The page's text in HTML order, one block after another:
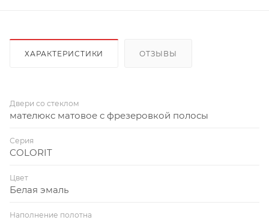
ХАРАКТЕРИСТИКИ ОТЗЫВЫ
Двери со стеклом
мателюкс матовое с фрезеровкой полосы
Серия
COLORIT
Цвет
Белая эмаль
Наполнение полотна